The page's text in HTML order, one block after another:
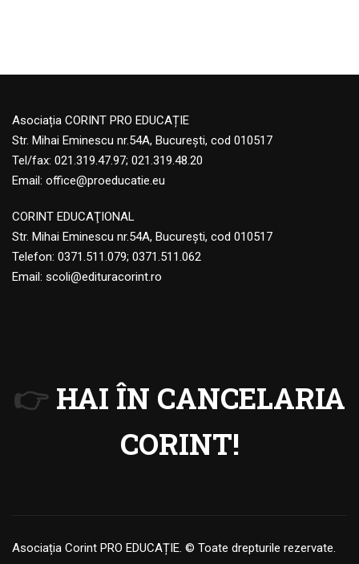
Asociația CORINT PRO EDUCAȚIE
Str. Mihai Eminescu nr.54A, București, cod 010517
Tel/fax: 021.319.47.97; 021.319.48.20
Email: office@proeducatie.eu
CORINT EDUCAŢIONAL
Str. Mihai Eminescu nr.54A, Bucureşti, cod 010517
Telefon: 0371.511.079; 0371.511.062
Email: scoli@edituracorint.ro
👉 HAI ÎN CANCELARIA
CORINT!
Asociația Corint PRO EDUCAȚIE. © Toate drepturile rezervate.